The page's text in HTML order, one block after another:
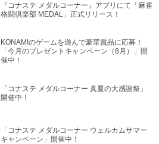
『コナステ メダルコーナー』アプリにて「麻雀
格闘倶楽部 MEDAL」正式リリース！
KONAMIのゲームを遊んで豪華賞品に応募！
「今月のプレゼントキャンペーン（8月）」開
催中！
「コナステ メダルコーナー 真夏の大感謝祭」
開催中！
「コナステ メダルコーナー ウェルカムサマー
キャンペーン」開催中！